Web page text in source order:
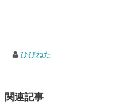
ひびねた
関連記事